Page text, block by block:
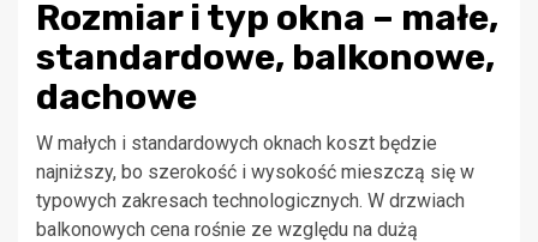
Rozmiar i typ okna – małe,
standardowe, balkonowe,
dachowe
W małych i standardowych oknach koszt będzie
najniższy, bo szerokość i wysokość mieszczą się w
typowych zakresach technologicznych. W drzwiach
balkonowych cena rośnie ze względu na dużą